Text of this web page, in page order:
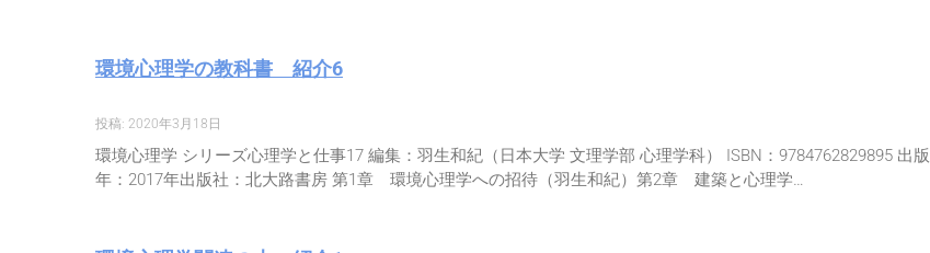
環境心理学の教科書 紹介6
投稿: 2020年3月18日
環境心理学 シリーズ心理学と仕事17 編集：羽生和紀（日本大学 文理学部 心理学科） ISBN：9784762829895 出版
年：2017年出版社：北大路書房 第1章 環境心理学への招待（羽生和紀）第2章 建築と心理学…